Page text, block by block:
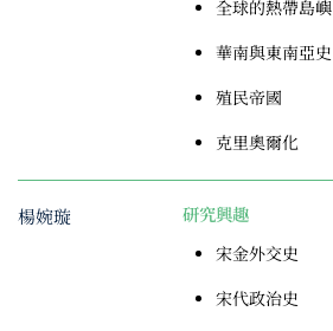
全球的熱帶島嶼
華南與東南亞史
殖民帝國
克里奧爾化
楊婉璇 研究興趣
宋金外交史
宋代政治史